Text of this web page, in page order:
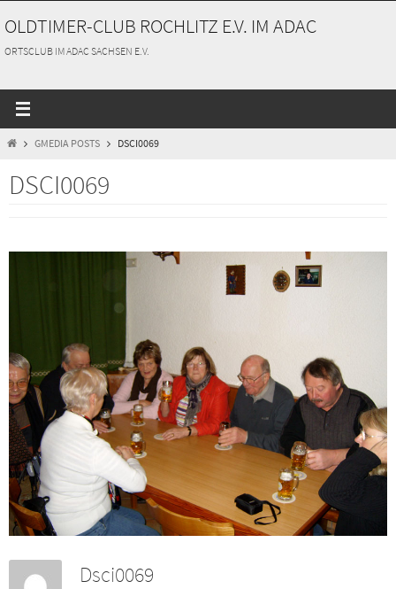
Inhalt
springen
OLDTIMER-CLUB ROCHLITZ E.V. IM ADAC
ORTSCLUB IM ADAC SACHSEN E.V.
STARTGMEDIA POSTS DSCI0069
DSCI0069
Dsci0069